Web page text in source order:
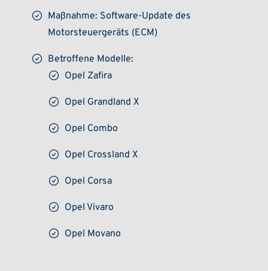
Maßnahme: Software-Update des
Motorsteuergeräts (ECM)
Betroffene Modelle:
Opel Zafira
Opel Grandland X
Opel Combo
Opel Crossland X
Opel Corsa
Opel Vivaro
Opel Movano